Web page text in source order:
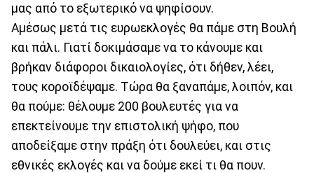
μας από το εξωτερικό να ψηφίσουν.
Αμέσως μετά τις ευρωεκλογές θα πάμε στη Βουλή
και πάλι. Γιατί δοκιμάσαμε να το κάνουμε και
βρήκαν διάφοροι δικαιολογίες, ότι δήθεν, λέει,
τους κοροϊδέψαμε. Τώρα θα ξαναπάμε, λοιπόν, και
θα πούμε: θέλουμε 200 βουλευτές για να
επεκτείνουμε την επιστολική ψήφο, που
αποδείξαμε στην πράξη ότι δουλεύει, και στις
εθνικές εκλογές και να δούμε εκεί τι θα πουν.